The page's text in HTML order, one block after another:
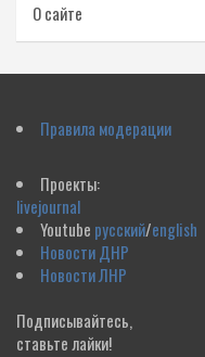
О сайте
Правила модерации
Проекты:
livejournal
Youtube русский/english
Новости ДНР
Новости ЛНР
Подписывайтесь,
ставьте лайки!